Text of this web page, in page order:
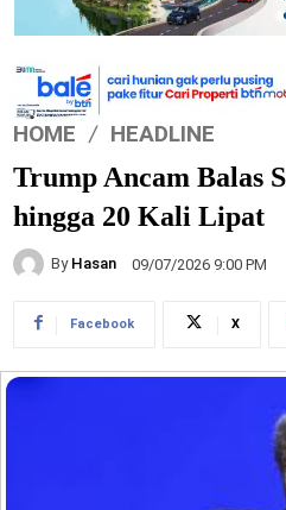
HOME HEADLINE
Trump Ancam Balas
hingga 20 Kali Lipat
By Hasan 09/07/2026 9:00 PM
Facebook X